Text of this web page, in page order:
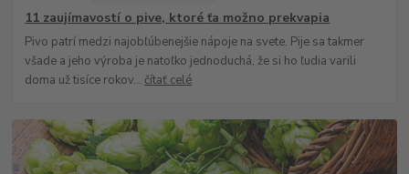
11 zaujímavostí o pive, ktoré ťa možno prekvapia
Pivo patrí medzi najobľúbenejšie nápoje na svete. Pije sa takmer
všade a jeho výroba je natoľko jednoduchá, že si ho ľudia varili
doma už tisíce rokov... čítať celé